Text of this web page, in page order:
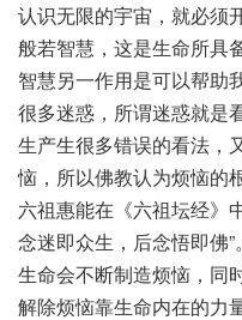
认识无限的宇宙，就必须
般若智慧，这是生命所具
智慧另一作用是可以帮助
很多迷惑，所谓迷惑就是
生产生很多错误的看法，
恼，所以佛教认为烦恼的
六祖惠能在《六祖坛经》
念迷即众生，后念悟即佛
生命会不断制造烦恼，同
解除烦恼靠生命内在的力